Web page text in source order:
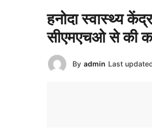
हनोदा स्वास्थ्य
सीएमएचओ से की
By admin Last